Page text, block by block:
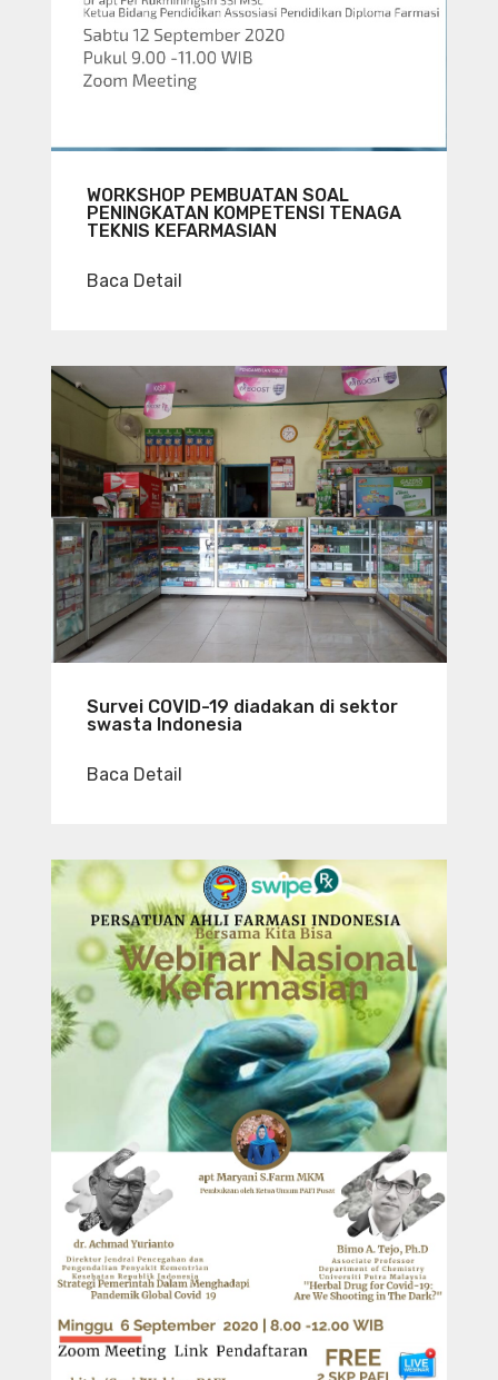
WORKSHOP PEMBUATAN SOAL
PENINGKATAN KOMPETENSI TENAGA
TEKNIS KEFARMASIAN
Baca Detail
Survei COVID-19 diadakan di sektor
swasta Indonesia
Baca Detail